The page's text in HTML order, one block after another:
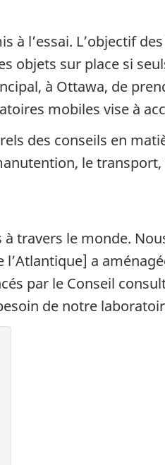
à l’essai. L’objectif
objets sur place si
à Ottawa, de
mobiles vise à
des conseils en
le
travers le monde.
a
par le Conseil
de notre